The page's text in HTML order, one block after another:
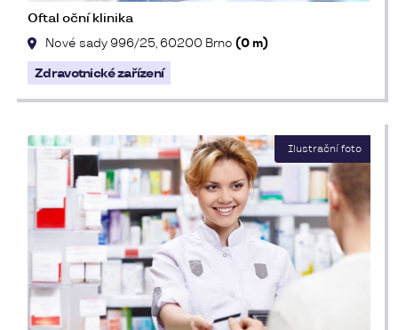
Oftal oční klinika
Nové sady 996/25, 60200 Brno (0 m)
Zdravotnické zařízení